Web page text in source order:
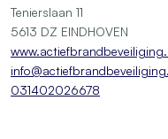
Tenierslaan 11
5613 DZ EINDHOVEN
031402026678